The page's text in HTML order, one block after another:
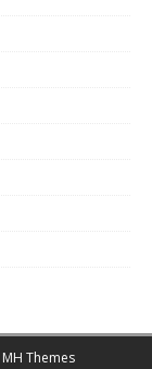
MH Themes